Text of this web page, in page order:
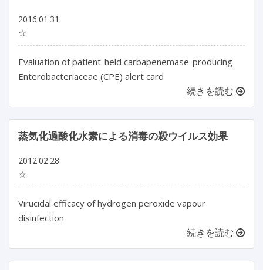
2016.01.31
☆
Evaluation of patient-held carbapenemase-producing
Enterobacteriaceae (CPE) alert card
続きを読む
蒸気化過酸化水素による消毒の殺ウイルス効果
2012.02.28
☆
Virucidal efficacy of hydrogen peroxide vapour
disinfection
続きを読む